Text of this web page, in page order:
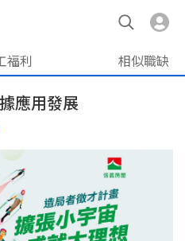
福利 相似職缺
應用發展